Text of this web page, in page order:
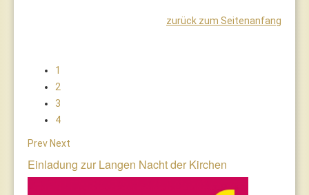
zurück zum Seitenanfang
1
2
3
4
PrevNext
Einladung zur Langen Nacht der Kirchen